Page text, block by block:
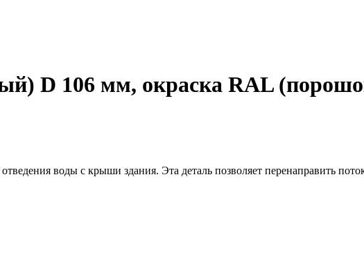
D 106 мм, окраска RAL
воды с крыши здания. Эта деталь позволяет перенаправить